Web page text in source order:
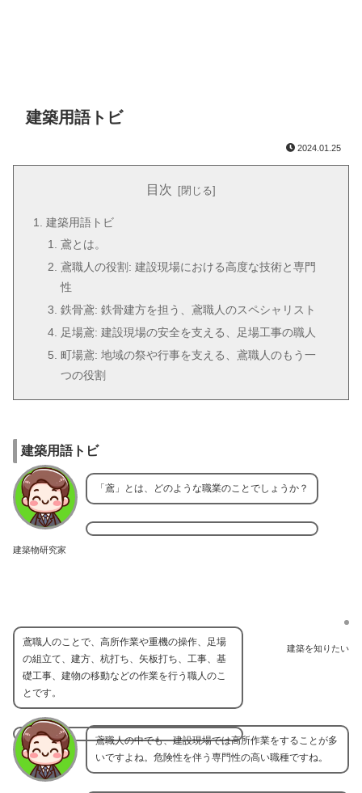
建築用語トビ
2024.01.25
目次
建築用語トビ
鳶とは。
鳶職人の役割: 建設現場における高度な技術と専門
性
鉄骨鳶: 鉄骨建方を担う、鳶職人のスペシャリスト
足場鳶: 建設現場の安全を支える、足場工事の職人
町場鳶: 地域の祭や行事を支える、鳶職人のもう一
つの役割
建築用語トビ
建築物研究家
「鳶」とは、どのような職業のことでしょうか？
建築を知りたい
鳶職人のことで、高所作業や重機の操作、足場
の組立て、建方、杭打ち、矢板打ち、工事、基
礎工事、建物の移動などの作業を行う職人のこ
とです。
鳶職人の中でも、建設現場では高所作業をすることが多
いですよね。危険性を伴う専門性の高い職種ですね。